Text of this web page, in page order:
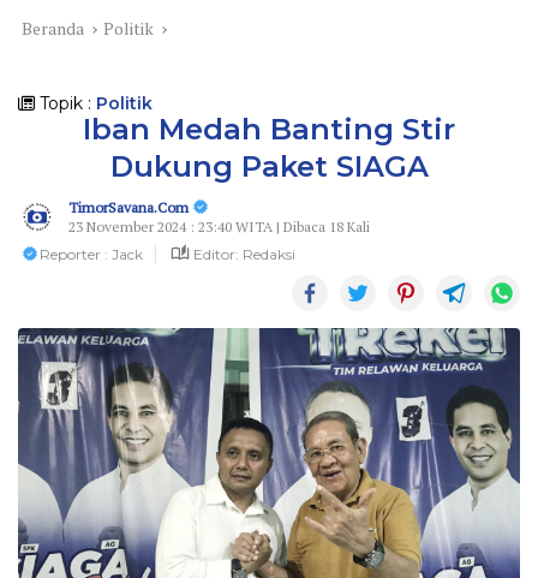
Beranda Politik
Topik : Politik
Iban Medah Banting Stir
Dukung Paket SIAGA
TimorSavana.Com
23 November 2024 : 23:40 WITA | Dibaca 18 Kali
Reporter : Jack
Editor: Redaksi